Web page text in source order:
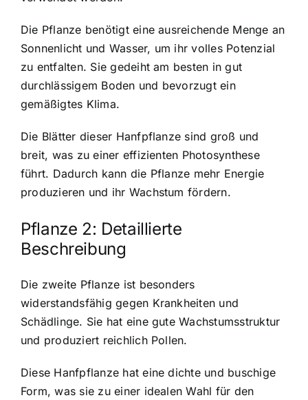
Die Pflanze benötigt eine ausreichende Menge an
Sonnenlicht und Wasser, um ihr volles Potenzial
zu entfalten. Sie gedeiht am besten in gut
durchlässigem Boden und bevorzugt ein
gemäßigtes Klima.
Die Blätter dieser Hanfpflanze sind groß und
breit, was zu einer effizienten Photosynthese
führt. Dadurch kann die Pflanze mehr Energie
produzieren und ihr Wachstum fördern.
Pflanze 2: Detaillierte
Beschreibung
Die zweite Pflanze ist besonders
widerstandsfähig gegen Krankheiten und
Schädlinge. Sie hat eine gute Wachstumsstruktur
und produziert reichlich Pollen.
Diese Hanfpflanze hat eine dichte und buschige
Form, was sie zu einer idealen Wahl für den